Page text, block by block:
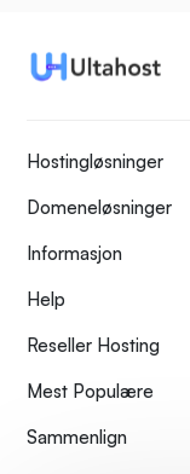
Hostingløsninger
Domeneløsninger
Informasjon
Help
Reseller Hosting
Mest Populære
Sammenlign